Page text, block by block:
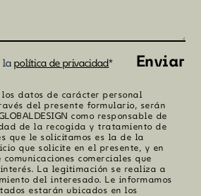
lapolítica de privacidad*
Enviar
los datos de carácter personal
del presente formulario, serán
como responsable de
de la recogida y tratamiento de
que le solicitamos es la de la
que solicite en el presente, y en
comunicaciones comerciales que
La legitimación se realiza a
del interesado. Le informamos
estarán ubicados en los